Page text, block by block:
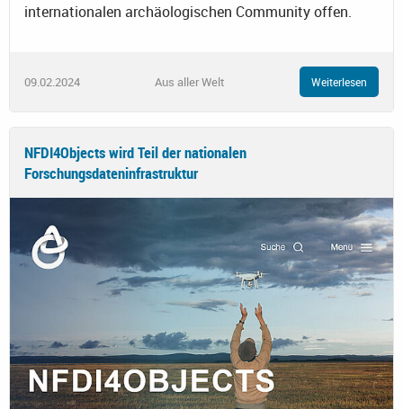
internationalen archäologischen Community offen.
09.02.2024 Aus aller Welt Weiterlesen
NFDI4Objects wird Teil der nationalen
Forschungsdateninfrastruktur